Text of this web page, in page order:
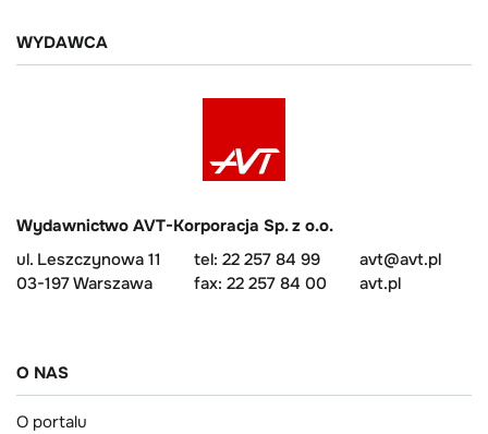
WYDAWCA
Wydawnictwo AVT-Korporacja Sp. z o.o.
ul. Leszczynowa 11
03-197 Warszawa
tel: 22 257 84 99
fax: 22 257 84 00
avt@avt.pl
avt.pl
O NAS
O portalu